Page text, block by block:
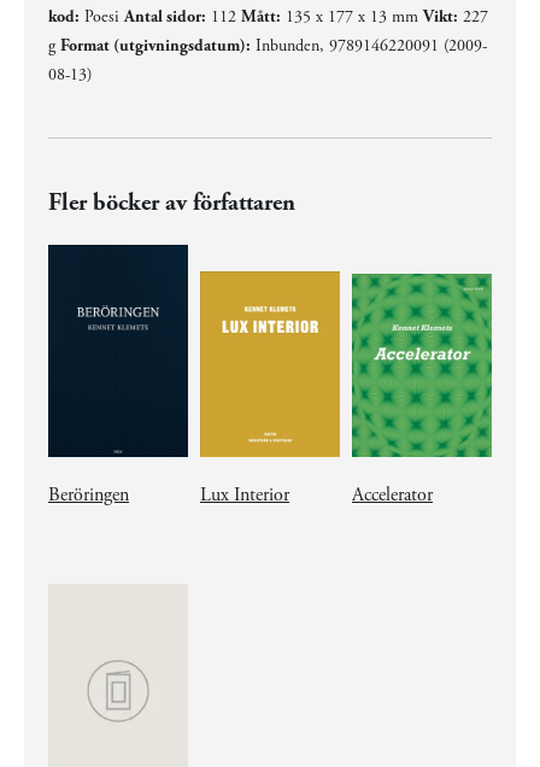
kod: PoesiAntal sidor: 112 Mått: 135 x 177 x 13 mmVikt: 227
gFormat (utgivningsdatum): Inbunden, 9789146220091 (2009-
08-13)
Fler böcker av författaren
Beröringen Lux Interior Accelerator